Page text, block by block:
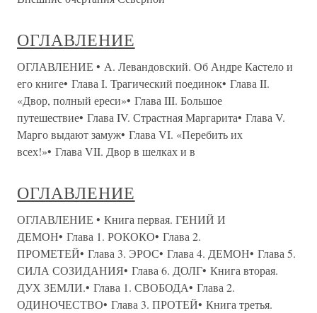
ОГЛАВЛЕНИЕ
ОГЛАВЛЕНИЕ • А. Левандовский. Об Андре Кастело и
его книге• Глава I. Трагический поединок• Глава II.
«Двор, полный ереси»• Глава III. Большое
путешествие• Глава IV. Страстная Маргарита• Глава V.
Марго выдают замуж• Глава VI. «Перебить их
всех!»• Глава VII. Двор в шелках и в
ОГЛАВЛЕНИЕ
ОГЛАВЛЕНИЕ • Книга первая. ГЕНИЙ И
ДЕМОН• Глава 1. РОКОКО• Глава 2.
ПРОМЕТЕЙ• Глава 3. ЭРОС• Глава 4. ДЕМОН• Глава 5.
СИЛА СОЗИДАНИЯ• Глава 6. ДОЛГ• Книга вторая.
ДУХ ЗЕМЛИ.• Глава 1. СВОБОДА• Глава 2.
ОДИНОЧЕСТВО• Глава 3. ПРОТЕЙ• Книга третья.